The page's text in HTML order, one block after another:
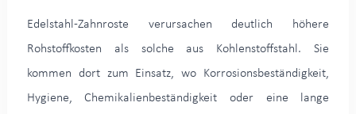
Edelstahl-Zahnroste verursachen deutlich höhere
Rohstoffkosten als solche aus Kohlenstoffstahl. Sie
kommen dort zum Einsatz, wo Korrosionsbeständigkeit,
Hygiene, Chemikalienbeständigkeit oder eine lange